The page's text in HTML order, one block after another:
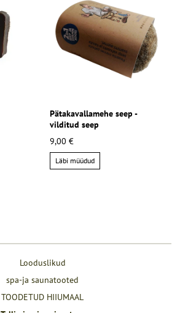
Pätakavallamehe seep -
vilditud seep
9,00 €
Läbi müüdud
Looduslikud
spa-ja saunatooted
TOODETUD HIIUMAAL